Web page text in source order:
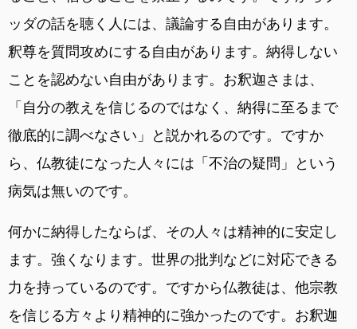
ッダの話を聴く人には、議論する自由があります。
釈尊を質問攻めにする自由があります。納得しない
ことを認めない自由があります。お釈迦さまは、
「自分の教えを信じるのではなく、納得に至るまで
徹底的に調べなさい」と説かれるのです。ですか
ら、仏教徒になった人々には「不治の疑問」という
病気は無いのです。
何かに納得したならば、その人々は精神的に安定し
ます。強くなります。世界の批判などに対応できる
力を持っているのです。ですから仏教徒は、他宗教
を信じる方々より精神的に強かったのです。お釈迦